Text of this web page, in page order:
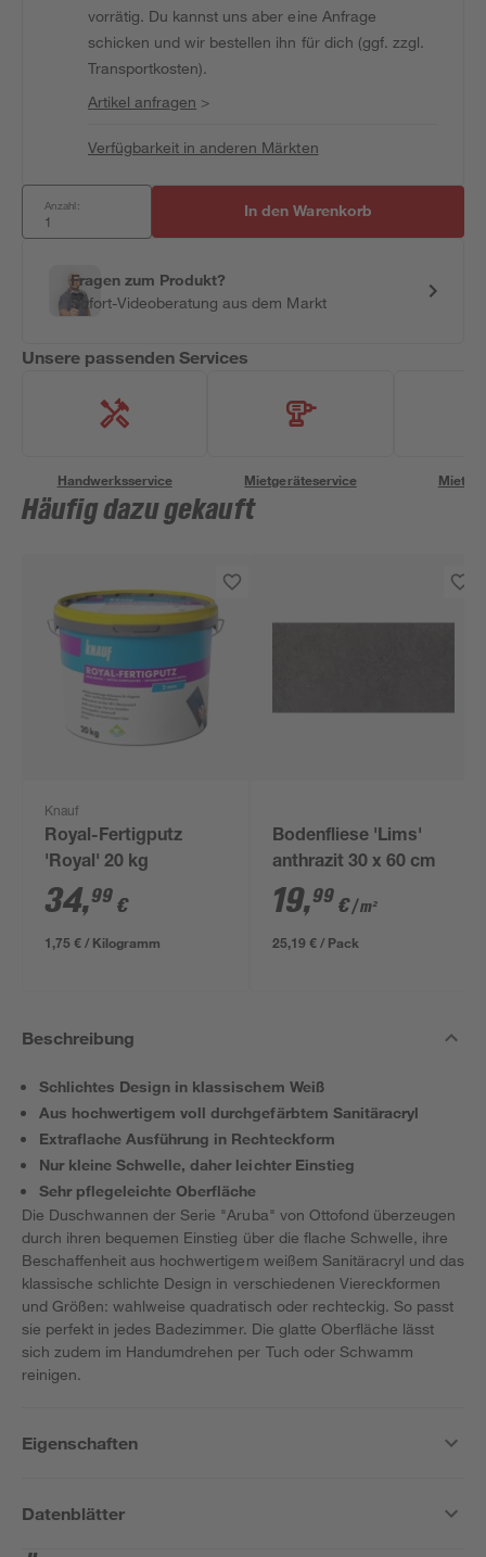
vorrätig. Du kannst uns aber eine Anfrage
schicken und wir bestellen ihn für dich (ggf. zzgl.
Transportkosten).
Artikel anfragen >
Verfügbarkeit in anderen Märkten
Anzahl: In den Warenkorb
Fragen zum Produkt?
Sofort-Videoberatung aus dem Markt
Unsere passenden Services
Handwerksservice Mietgeräteservice
Häufig dazu gekauft
Knauf
Royal-Fertigputz
'Royal' 20 kg
34,99 €
1,75 € / Kilogramm
Bodenfliese 'Lims'
anthrazit 30 x 60 cm
19,99 €/ m²
25,19 € / Pack
Beschreibung
Schlichtes Design in klassischem Weiß
Aus hochwertigem voll durchgefärbtem Sanitäracryl
Extraflache Ausführung in Rechteckform
Nur kleine Schwelle, daher leichter Einstieg
Sehr pflegeleichte Oberfläche
Die Duschwannen der Serie "Aruba" von Ottofond überzeugen
durch ihren bequemen Einstieg über die flache Schwelle, ihre
Beschaffenheit aus hochwertigem weißem Sanitäracryl und das
klassische schlichte Design in verschiedenen Viereckformen
und Größen: wahlweise quadratisch oder rechteckig. So passt
sie perfekt in jedes Badezimmer. Die glatte Oberfläche lässt
sich zudem im Handumdrehen per Tuch oder Schwamm
reinigen.
Eigenschaften
Datenblätter